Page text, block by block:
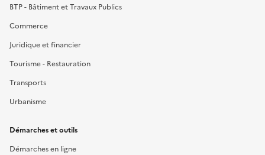
BTP - Bâtiment et Travaux Publics
Commerce
Juridique et financier
Tourisme - Restauration
Transports
Urbanisme
Démarches et outils
Démarches en ligne